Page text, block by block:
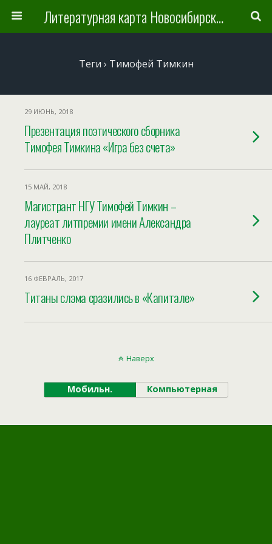
Литературная карта Новосибирска и Новосибирской области
Теги › Тимофей Тимкин
29 ИЮНЬ, 2018
Презентация поэтического сборника
Тимофея Тимкина «Игра без счета»
15 МАЙ, 2018
Магистрант НГУ Тимофей Тимкин –
лауреат литпремии имени Александра
Плитченко
16 ФЕВРАЛЬ, 2017
Титаны слэма сразились в «Капитале»
Наверх
Мобильн. Компьютерная